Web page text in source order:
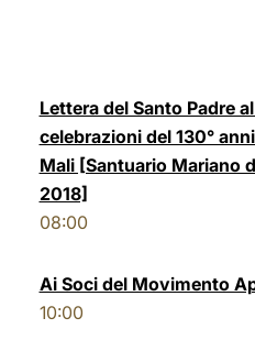
Lettera del Santo Padre
celebrazioni del 130°
Mali [Santuario Mariano
2018]
08:00
Ai Soci del Movimento
10:00